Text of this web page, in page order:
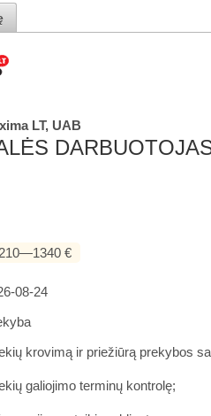
LT, UAB
€
08-24
krovimą ir priežiūrą prekybos
galiojimo terminų kontrolę;